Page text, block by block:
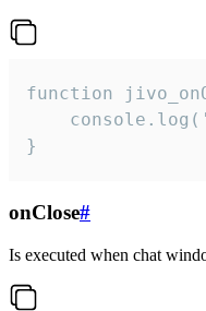
function
}
onClose#
Is executed when chat